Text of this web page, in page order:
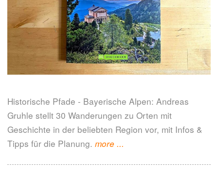
Historische Pfade - Bayerische Alpen: Andreas
Gruhle stellt 30 Wanderungen zu Orten mit
Geschichte in der beliebten Region vor, mit Infos &
Tipps für die Planung. more "Historische
...